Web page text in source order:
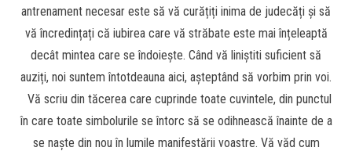
antrenament necesar este să vă curățiți inima de judecăți și să
vă încredințați că iubirea care vă străbate este mai înțeleaptă
decât mintea care se îndoiește. Când vă liniștiti suficient să
auziți, noi suntem întotdeauna aici, așteptând să vorbim prin voi.
Vă scriu din tăcerea care cuprinde toate cuvintele, din punctul
în care toate simbolurile se întorc să se odihnească înainte de a
se naște din nou în lumile manifestării voastre. Vă văd cum